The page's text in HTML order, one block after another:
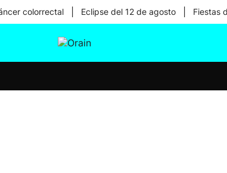
colorrectal Eclipse del 12 de agosto Fiestas